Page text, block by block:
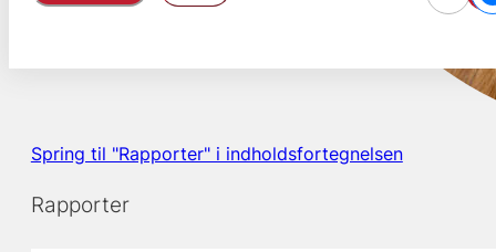
Spring til "Rapporter" i indholdsfortegnelsen
Rapporter